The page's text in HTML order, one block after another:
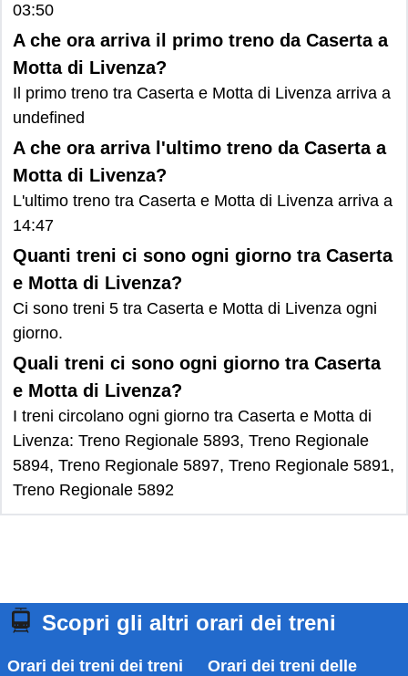
03:50
A che ora arriva il primo treno da Caserta a
Motta di Livenza?
Il primo treno tra Caserta e Motta di Livenza arriva a
undefined
A che ora arriva l'ultimo treno da Caserta a
Motta di Livenza?
L'ultimo treno tra Caserta e Motta di Livenza arriva a
14:47
Quanti treni ci sono ogni giorno tra Caserta
e Motta di Livenza?
Ci sono treni 5 tra Caserta e Motta di Livenza ogni
giorno.
Quali treni ci sono ogni giorno tra Caserta
e Motta di Livenza?
I treni circolano ogni giorno tra Caserta e Motta di
Livenza: Treno Regionale 5893, Treno Regionale
5894, Treno Regionale 5897, Treno Regionale 5891,
Treno Regionale 5892
Scopri gli altri orari dei treni
Orari dei treni dei treni
Orari dei treni delle